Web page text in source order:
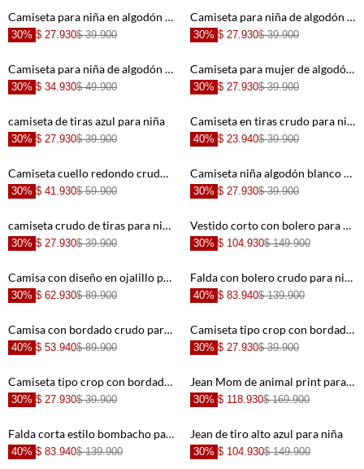
+ +
+ +
+ +
+ +
+
Camiseta para niña en algodón crudo fit recto con gráfico
30% $ 27.930$ 39.900
+
Camiseta para niña de algodón blanco corte recto
30% $ 27.930$ 39.900
+
Camiseta para niña de algodón crema boxy con estampado
30% $ 34.930$ 49.900
+
Camiseta para mujer de algodón azul crop con bordado
30% $ 27.930$ 39.900
+
camiseta de tiras azul para niña
30% $ 27.930$ 39.900
+
Camiseta en tiras crudo para niña
40% $ 23.940$ 39.900
+
Camiseta cuello redondo crudo para niña
30% $ 41.930$ 59.900
+
Camiseta niña algodón blanco fit recto con detalle de corazones
30% $ 27.930$ 39.900
+
camiseta crudo de tiras para niña
30% $ 27.930$ 39.900
+
Vestido corto con bolero para niña
30% $ 104.930$ 149.900
Camisa con diseño en ojalillo para niña
30% $ 62.930$ 89.900
Falda con bolero crudo para niña
40% $ 83.940$ 139.900
Camisa con bordado crudo para niña
40% $ 53.940$ 89.900
Camiseta tipo crop con bordado para niña de ajuste cómodo
30% $ 27.930$ 39.900
Camiseta tipo crop con bordado para niña de ajuste relajado
30% $ 27.930$ 39.900
Jean Mom de animal print para niña
30% $ 118.930$ 169.900
Falda corta estilo bombacho para niña
40% $ 83.940$ 139.900
Jean de tiro alto azul para niña
30% $ 104.930$ 149.900